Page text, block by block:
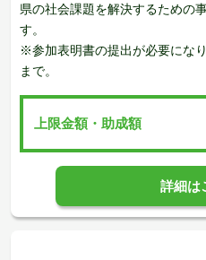
県の社会課題を解決するための
す。
※参加表明書の提出が必要にな
まで。
上限金額・助成額
詳細は